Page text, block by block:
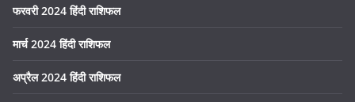
फरवरी 2024 हिंदी राशिफल
मार्च 2024 हिंदी राशिफल
अप्रैल 2024 हिंदी राशिफल